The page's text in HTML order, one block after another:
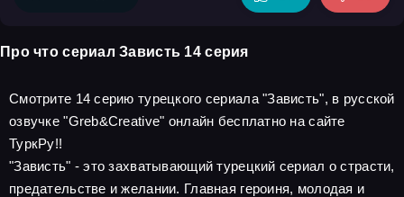
Про что сериал Зависть 14 серия
Смотрите 14 серию турецкого сериала "Зависть", в русской
озвучке "Greb&Creative" онлайн бесплатно на сайте
ТуркРу!!
"Зависть" - это захватывающий турецкий сериал о страсти,
предательстве и желании. Главная героиня, молодая и